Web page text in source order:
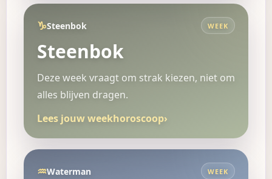
♑Steenbok WEEK
Steenbok
Deze week vraagt om strak kiezen, niet om
alles blijven dragen.
Lees jouw weekhoroscoop›
♒Waterman WEEK